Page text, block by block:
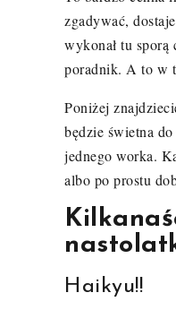
zgadywać,
wykonał tu sporą
poradnik. A to w
Poniżej
będzie świetna
jednego worka.
albo po prostu
Haikyu!!